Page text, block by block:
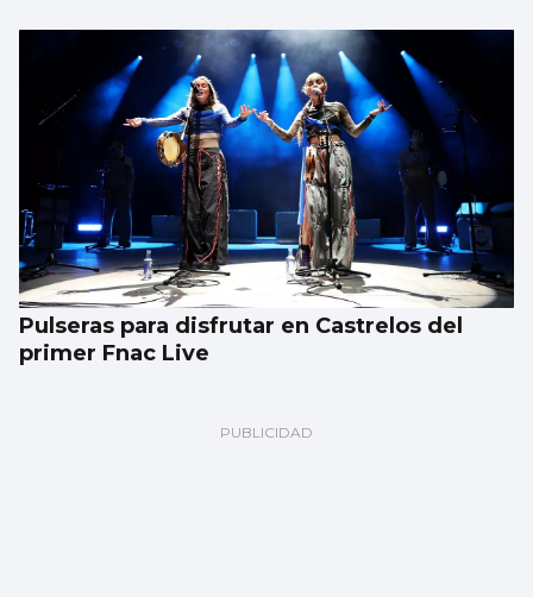
Pulseras para disfrutar en Castrelos del
primer Fnac Live